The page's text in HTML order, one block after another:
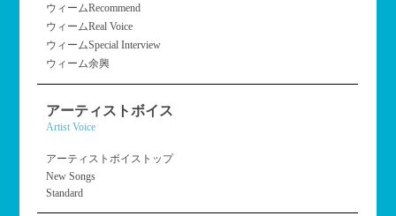
ウィームRecommend
ウィームReal Voice
ウィームSpecial Interview
ウィーム余興
アーティストボイス
Artist Voice
アーティストボイストップ
New Songs
Standard